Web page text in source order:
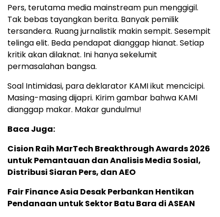
Pers, terutama media mainstream pun menggigil.
Tak bebas tayangkan berita. Banyak pemilik
tersandera. Ruang jurnalistik makin sempit. Sesempit
telinga elit. Beda pendapat dianggap hianat. Setiap
kritik akan dilaknat. Ini hanya sekelumit
permasalahan bangsa.
Soal Intimidasi, para deklarator KAMI ikut mencicipi.
Masing-masing dijapri. Kirim gambar bahwa KAMI
dianggap makar. Makar gundulmu!
Baca Juga:
Cision Raih MarTech Breakthrough Awards 2026
untuk Pemantauan dan Analisis Media Sosial,
Distribusi Siaran Pers, dan AEO
Fair Finance Asia Desak Perbankan Hentikan
Pendanaan untuk Sektor Batu Bara di ASEAN